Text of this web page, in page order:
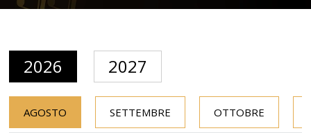
2026 2027
AGOSTO SETTEMBRE OTTOBRE